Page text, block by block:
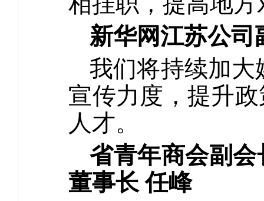
新华网江苏公司
我们将持续加大
宣传力度，提升
人才。
省青年商会副
董事长 任峰